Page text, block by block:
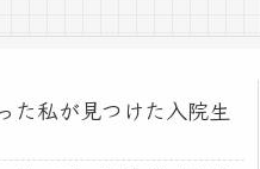
た私が見つけた入院生